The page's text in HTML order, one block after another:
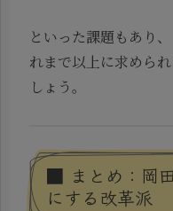
といった課題もあり
れまで以上に求めら
しょう。
■ まとめ：岡
にする改革派